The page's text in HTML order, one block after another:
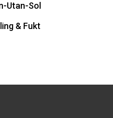
Utan-Sol
& Fukt